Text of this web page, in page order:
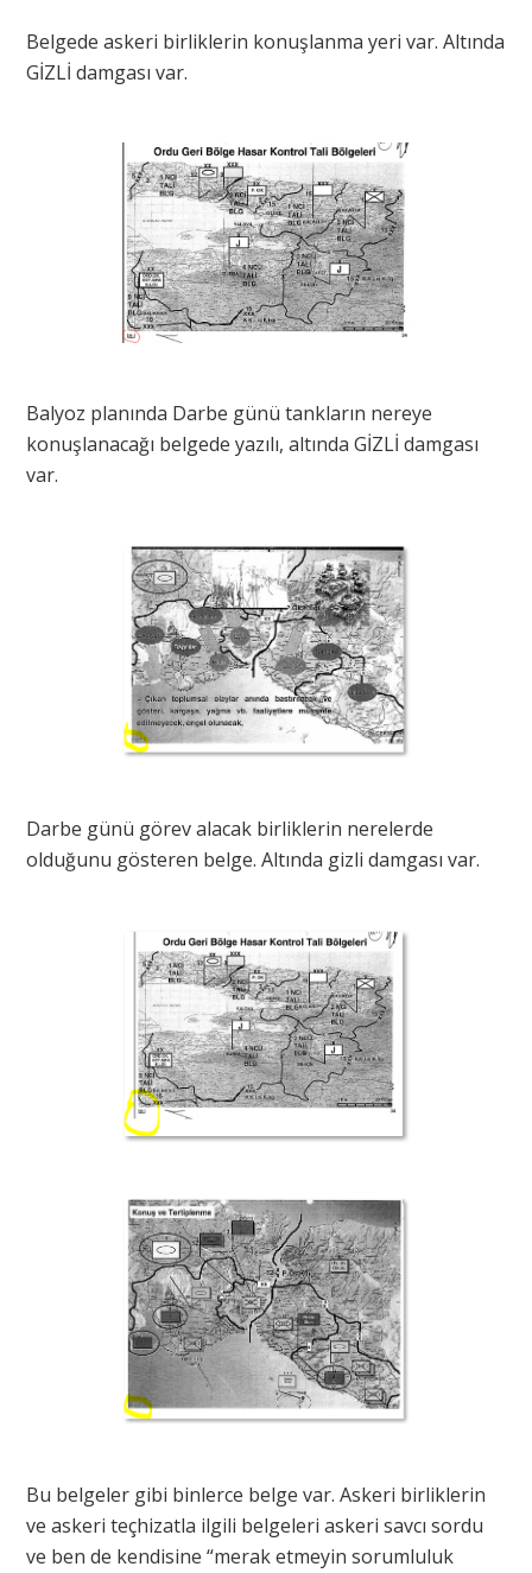
Belgede askeri birliklerin konuşlanma yeri var. Altında
GİZLİ damgası var.
Balyoz planında Darbe günü tankların nereye
konuşlanacağı belgede yazılı, altında GİZLİ damgası
var.
Darbe günü görev alacak birliklerin nerelerde
olduğunu gösteren belge. Altında gizli damgası var.
Bu belgeler gibi binlerce belge var. Askeri birliklerin
ve askeri teçhizatla ilgili belgeleri askeri savcı sordu
ve ben de kendisine “merak etmeyin sorumluluk